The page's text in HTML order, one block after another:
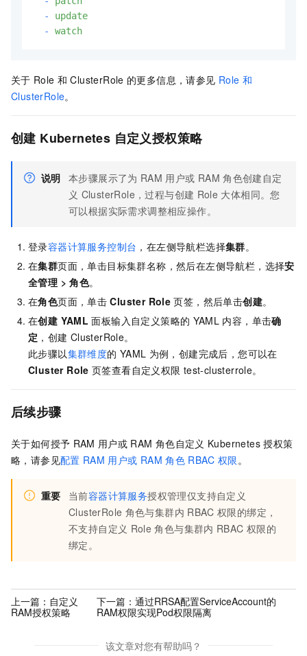
-
update
-
watch
关于 Role 和 ClusterRole 的更多信息，请参见 Role 和
ClusterRole。
创建 Kubernetes 自定义授权策略
说明 本步骤展示了为 RAM 用户或 RAM 角色创建自定
义 ClusterRole，过程与创建 Role 大体相同。您
可以根据实际需求调整相应操作。
登录容器计算服务控制台 ，在左侧导航栏选择集群。
在集群页面，单击目标集群名称，然后在左侧导航栏，选择安
全管理 >角色。
在角色页面，单击 Cluster Role 页签，然后单击创建。
在创建 YAML 面板输入自定义策略的 YAML 内容，单击确
定 ，创建 ClusterRole。
此步骤以集群维度的 YAML 为例，创建完成后，您可以在
Cluster Role 页签查看自定义权限 test-clusterrole。
后续步骤
关于如何授予 RAM 用户或 RAM 角色自定义 Kubernetes 授权策
略，请参见配置 RAM 用户或 RAM 角色 RBAC 权限 。
重要 当前容器计算服务授权管理仅支持自定义
ClusterRole 角色与集群内 RBAC 权限的绑定，
不支持自定义 Role 角色与集群内 RBAC 权限的
绑定。
上一篇： 自定义
RAM授权策略
下一篇：通过RRSA配置ServiceAccount的
RAM权限实现Pod权限隔离
该文章对您有帮助吗？